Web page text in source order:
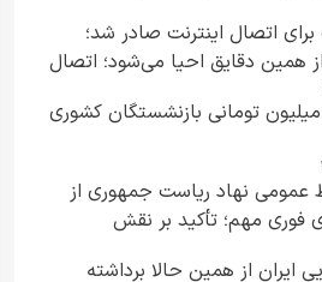
برای اتصال اینترنت صادر شد؛
همین دقایق احیا می‌شود؛ اتصال
آغاز ثبت‌نام وام ۷۵ میلیون تومانی بازنشستگان کشوری
عمومی نهاد ریاست جمهوری از
فوری مهم؛ تأکید بر نقش
در ارتقای آگاهی عمومی
ایران از همین حالا برداشته